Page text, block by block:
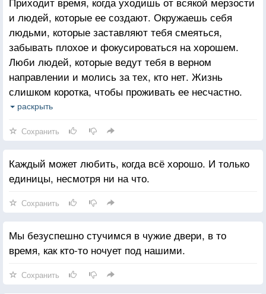
и людей, которые ее создают. Окружаешь себя
людьми, которые заставляют тебя смеяться,
забывать плохое и фокусироваться на хорошем.
Люби людей, которые ведут тебя в верном
направлении и молись за тех, кто нет. Жизнь
слишком коротка, чтобы проживать ее несчастно.
Падение - это часть жизни, но восстание - сама
раскрыть
Сохранить
Каждый может любить, когда всё хорошо. И только
единицы, несмотря ни на что.
Сохранить
Мы безуспешно стучимся в чужие двери, в то
время, как кто-то ночует под нашими.
Сохранить